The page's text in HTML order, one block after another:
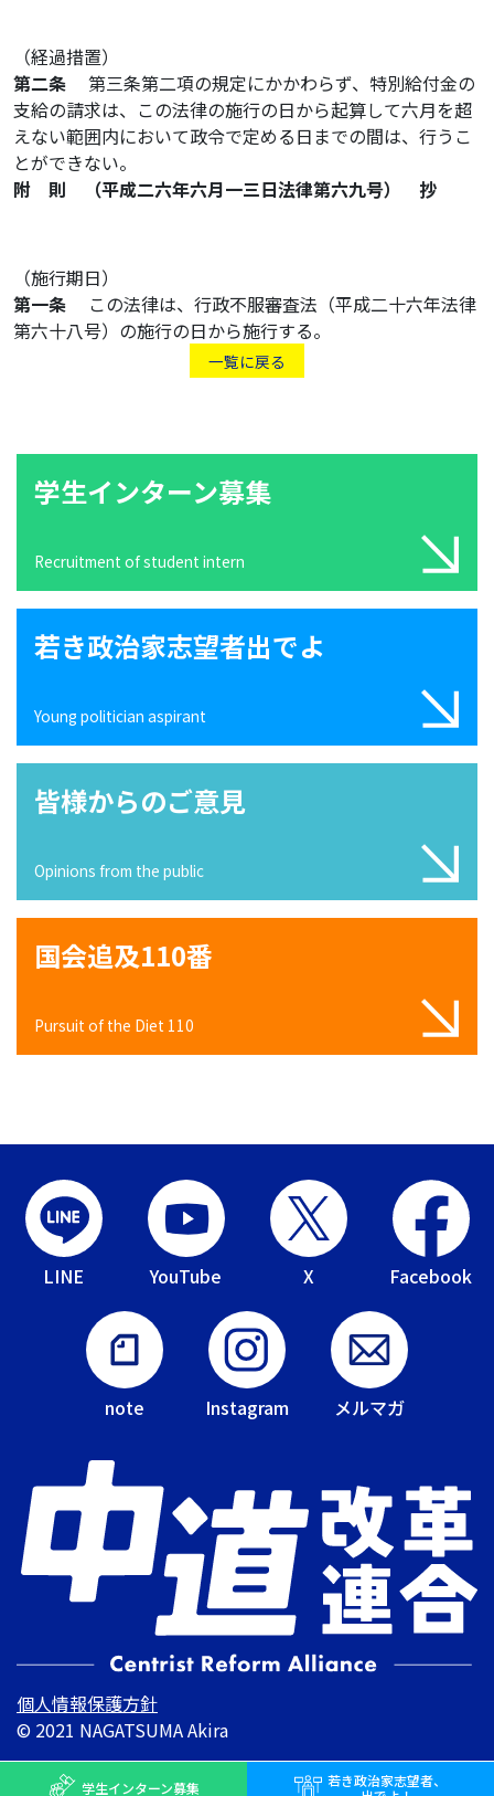
（経過措置）
第二条 第三条第二項の規定にかかわらず、特別給付金の
支給の請求は、この法律の施行の日から起算して六月を超
えない範囲内において政令で定める日までの間は、行うこ
とができない。
附 則 （平成二六年六月一三日法律第六九号） 抄
（施行期日）
第一条 この法律は、行政不服審査法（平成二十六年法律
第六十八号）の施行の日から施行する。
一覧に戻る
学生インターン募集
Recruitment of student intern
若き政治家志望者出でよ
Young politician aspirant
皆様からのご意見
Opinions from the public
国会追及110番
Pursuit of the Diet 110
LINE YouTube X Facebook
note Instagram メルマガ
個人情報保護方針
© 2021 NAGATSUMA Akira
学生インターン募集 若き政治家志望者、